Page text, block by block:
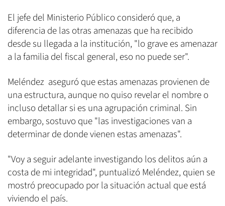
El jefe del Ministerio Público consideró que, a
diferencia de las otras amenazas que ha recibido
desde su llegada a la institución, "lo grave es amenazar
a la familia del fiscal general, eso no puede ser".
Meléndez aseguró que estas amenazas provienen de
una estructura, aunque no quiso revelar el nombre o
incluso detallar si es una agrupación criminal. Sin
embargo, sostuvo que "las investigaciones van a
determinar de donde vienen estas amenazas".
"Voy a seguir adelante investigando los delitos aún a
costa de mi integridad", puntualizó Meléndez, quien se
mostró preocupado por la situación actual que está
viviendo el país.